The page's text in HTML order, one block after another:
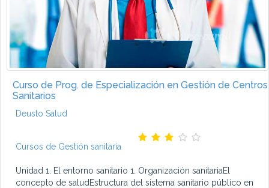
Curso de Prog. de Especialización en Gestión de Centros
Sanitarios
Deusto Salud
Cursos de Gestión sanitaria
Unidad 1. El entorno sanitario 1. Organización sanitariaEl
concepto de saludEstructura del sistema sanitario público en